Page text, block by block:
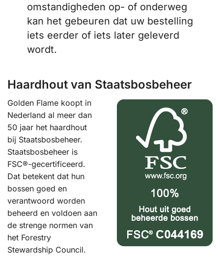
omstandigheden op- of onderweg
kan het gebeuren dat uw bestelling
iets eerder of iets later geleverd
wordt.
Haardhout van Staatsbosbeheer
Golden Flame koopt in
Nederland al meer dan
50 jaar het haardhout
bij Staatsbosbeheer.
Staatsbosbeheer is
FSC®-gecertificeerd.
Dat betekent dat hun
bossen goed en
verantwoord worden
beheerd en voldoen aan
de strenge normen van
het Forestry
Stewardship Council.